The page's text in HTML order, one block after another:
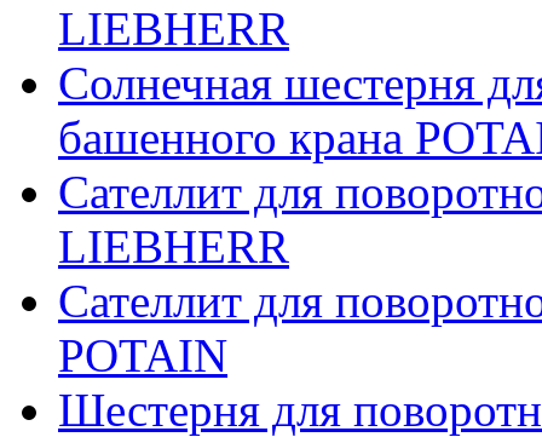
LIEBHERR
Солнечная шестерня
башенного крана
Сателлит для
LIEBHERR
Сателлит для
POTAIN
Шестерня для